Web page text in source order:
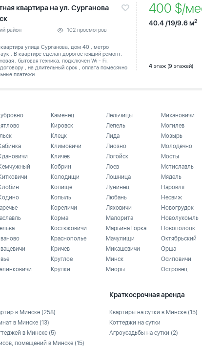
квартира на ул. Сурганова
район 102 просмотров
улица Сурганова, дом 40 , метро
. В квартире сделан дорогостоящий ремонт,
, бытовая техника, подключен Wi - Fi.
, на длительный срок , оплата помесячно
платежи...
400 $/
40.4 /19/9.6 м2
4этаж (9 этажей)
Каменец
Кировск
Клецк
Климовичи
Кличев
Кобрин
Колодищи
Копище
Копыль
Кореличи
Корма
Костюковичи
Краснополье
Кричев
Круглое
Крупки
Лельчицы
Лепель
Лида
Лиозно
Логойск
Лоев
Лошница
Лунинец
Любань
Ляховичи
Малорита
Марьина Горка
Мачулищи
Микашевичи
Минск
Миоры
Михановичи
Могилев
Мозырь
Молодечно
Мосты
Мстиславль
Мядель
Наровля
Несвиж
Новогрудок
Новолукомль
Новополоцк
Октябрьский
Орша
Осиповичи
Островец
в Минске (258)
в Минске (13)
в Минске (5)
помещений в Минске (15)
Краткосрочная аренда
Квартиры на сутки в Минске (15)
Коттеджи на сутки
Агроусадьбы на сутки (2)